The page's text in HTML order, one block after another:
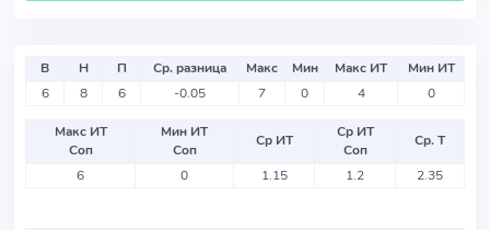
В Н П Ср. разница Макс Мин Макс ИТ
Мин ИТ
6
8 6 -0.05 7 0 4 0
Макс ИТ
Соп
Мин ИТ
Соп
Ср ИТ
Ср ИТ
Соп
Ср. Т
6
0 1.15 1.2 2.35